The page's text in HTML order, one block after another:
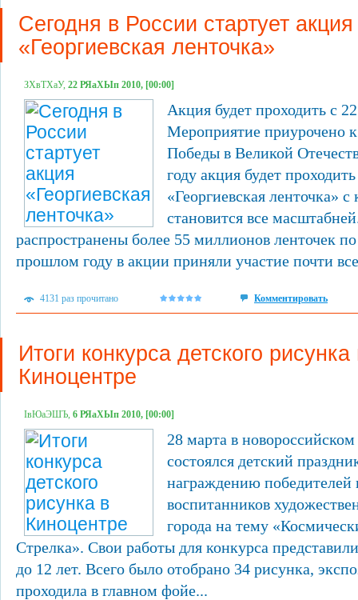
Сегодня в России стартует акция
«Георгиевская ленточка»
ЗХвТХаУ, 22 РЯаХЫп 2010, [00:00]
Акция будет проходить с
Мероприятие приурочено
Победы в Великой
году акция будет
«Георгиевская ленточка»
становится все
распространены более 55 миллионов ленточек
прошлом году в акции приняли участие почти
4131 раз прочитано Комментировать
Итоги конкурса детского рисунка
Киноцентре
ІвЮаЭШЪ, 6 РЯаХЫп 2010, [00:00]
28 марта в
состоялся детский
награждению победителей
воспитанников
города на тему
Стрелка». Свои работы для конкурса
до 12 лет. Всего было отобрано 34 рисунка,
проходила в главном фойе...